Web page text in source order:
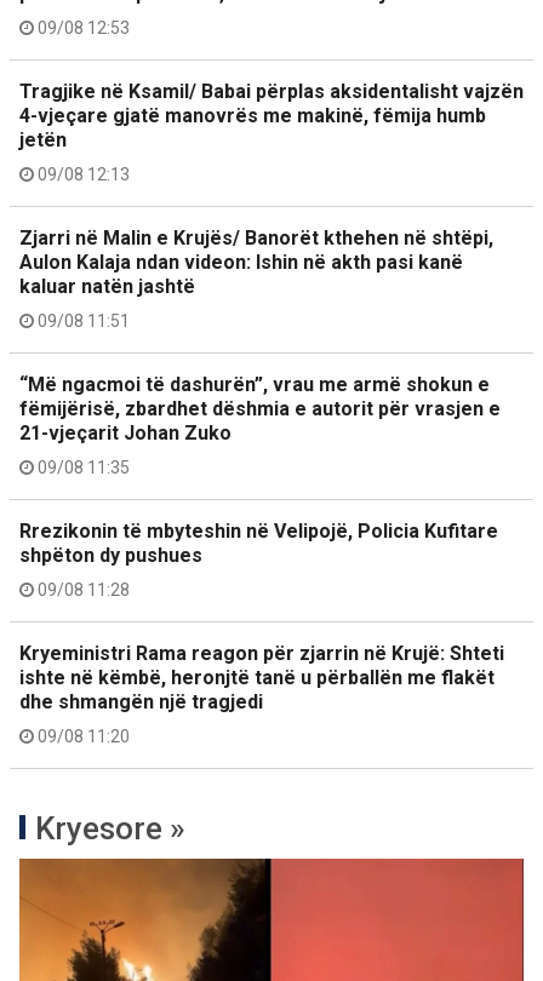
09/08 12:53
Tragjike në Ksamil/ Babai përplas aksidentalisht vajzën
4-vjeçare gjatë manovrës me makinë, fëmija humb
jetën
09/08 12:13
Zjarri në Malin e Krujës/ Banorët kthehen në shtëpi,
Aulon Kalaja ndan videon: Ishin në akth pasi kanë
kaluar natën jashtë
09/08 11:51
“Më ngacmoi të dashurën”, vrau me armë shokun e
fëmijërisë, zbardhet dëshmia e autorit për vrasjen e
21-vjeçarit Johan Zuko
09/08 11:35
Rrezikonin të mbyteshin në Velipojë, Policia Kufitare
shpëton dy pushues
09/08 11:28
Kryeministri Rama reagon për zjarrin në Krujë: Shteti
ishte në këmbë, heronjtë tanë u përballën me flakët
dhe shmangën një tragjedi
09/08 11:20
Kryesore »